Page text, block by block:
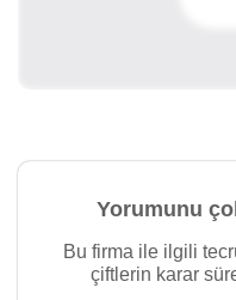
Yorumunu
Bu firma ile ilgili
çiftlerin karar